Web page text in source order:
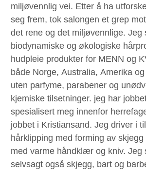
miljøvennlig vei. Etter å ha
seg frem, tok salongen et grep
det rene og det miljøvennlige. Jeg selger
biodynamiske og økologiske
hudpleie produkter for MENN og
både Norge, Australia, Amerika
uten parfyme, parabener og
kjemiske tilsetninger. jeg har jobbet en del år og
spesialisert meg innenfor
jobbet i Kristiansand. Jeg driver i
hårklipping med forming av
med varme håndklær og kniv. Jeg
selvsagt også skjegg, bart og